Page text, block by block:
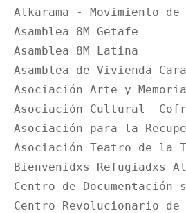
Alkarama ‐ Movimiento
Asamblea 8M Getafe
Asamblea 8M Latina
Asamblea de Vivienda
Asociación Arte y
Asociación Cultural
Asociación para la
Asociación Teatro de la
Bienvenidxs Refugiadxs
Centro de Documentación
Centro Revolucionario de